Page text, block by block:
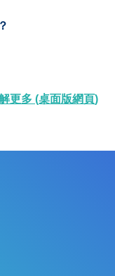
更多 (桌面版網頁)